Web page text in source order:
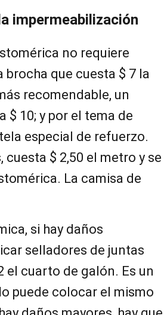
impermeabilización
no requiere
brocha que cuesta $ 7 la
recomendable, un
$ 10; y por el tema de
especial de refuerzo.
$ 2,50 el metro y se
La camisa de
si hay daños
selladores de juntas
el cuarto de galón. Es un
puede colocar el mismo